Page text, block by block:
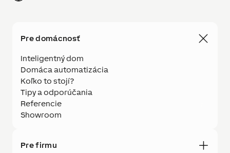
Pre domácnosť
Inteligentný dom
Domáca automatizácia
Koľko to stojí?
Tipy a odporúčania
Referencie
Showroom
Pre firmu